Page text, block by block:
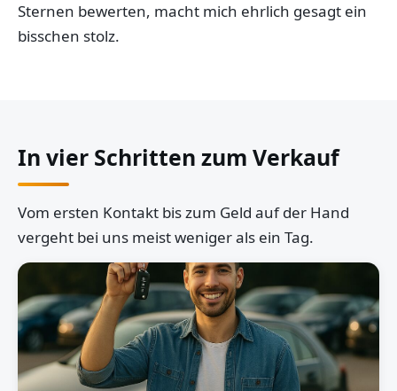
Sternen bewerten, macht mich ehrlich gesagt ein
bisschen stolz.
In vier Schritten zum Verkauf
Vom ersten Kontakt bis zum Geld auf der Hand
vergeht bei uns meist weniger als ein Tag.